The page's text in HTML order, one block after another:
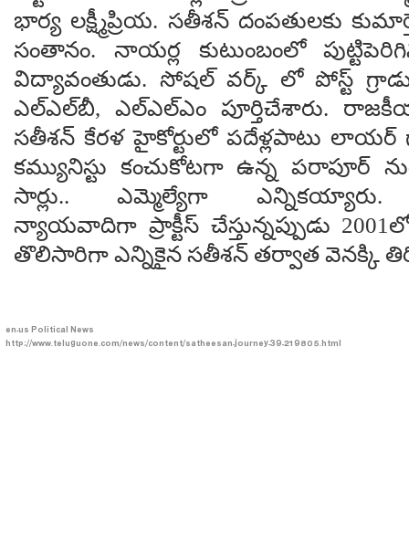
భార్య లక్ష్మీప్రియ. సతీశన్ దంపతులకు
సంతానం. నాయర్ల కుటుంబంలో
విద్యావంతుడు. సోషల్ వర్క్ లో పోస్ట్
ఎల్ఎల్‌బీ, ఎల్ఎల్ఎం పూర్తిచేశారు.
సతీశన్ కేరళ హైకోర్టులో పదేళ్లపాటు లాయర్
కమ్యునిస్టు కంచుకోటగా ఉన్న పరాపూర్
సార్లు.. ఎమ్మెల్యేగా ఎన్నికయ్యారు.
న్యాయవాదిగా ప్రాక్టీస్ చేస్తున్నప్పుడు
తొలిసారిగా ఎన్నికైన సతీశన్ తర్వాత వెనక్కి
en-usPolitical News
http://www.teluguone.com/news/content/satheesan-journey-39-219805.html